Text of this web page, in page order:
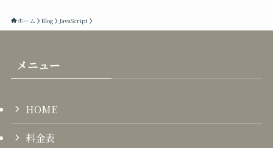
ホーム Blog JavaScript
メニュー
HOME
料金表